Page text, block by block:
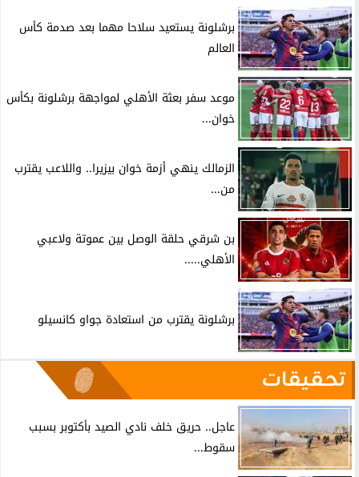
برشلونة يستعيد سلاحا مهما بعد صدمة كأس
العالم
موعد سفر بعثة الأهلي لمواجهة برشلونة بكأس
خوان...
الزمالك ينهي أزمة خوان بيزيرا.. واللاعب يقترب
من...
بن شرقي حلقة الوصل بين عموتة ولاعبي
الأهلي.....
برشلونة يقترب من استعادة جواو كانسيلو
تحقيقات
عاجل.. حريق خلف نادي الصيد بأكتوبر بسبب
سقوط...